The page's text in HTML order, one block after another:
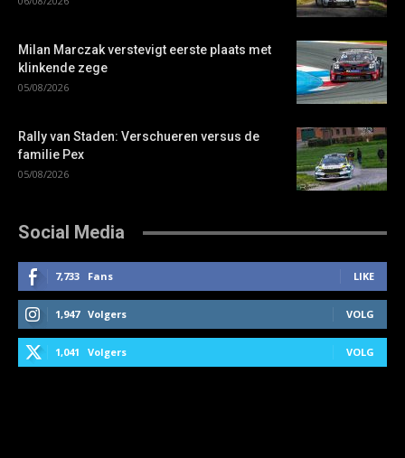
Milan Marczak verstevigt eerste plaats met
klinkende zege
05/08/2026
Rally van Staden: Verschueren versus de
familie Pex
05/08/2026
Social Media
7,733 Fans LIKE
1,947 Volgers VOLG
1,041 Volgers VOLG